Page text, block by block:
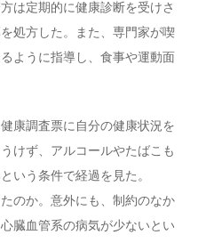
は定期的に健康診断を受けさ
処方した。また、専門家が喫
ように指導し、食事や運動面
康調査票に自分の健康状況を
けず、アルコールやたばこも
いう条件で経過を見た。
のか。意外にも、制約のなか
臓血管系の病気が少ないとい